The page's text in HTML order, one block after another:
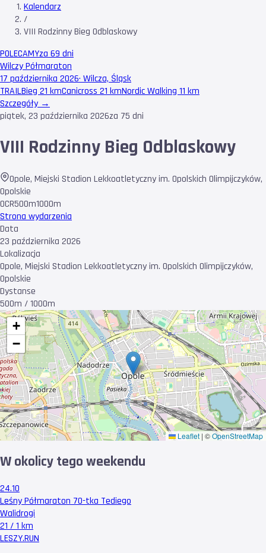
Kalendarz
/
VIII Rodzinny Bieg Odblaskowy
POLECAMYza 69 dni
Wilczy Półmaraton
17 października 2026· Wilcza, Śląsk
TRAILBieg 21 kmCanicross 21 kmNordic Walking 11 km
Szczegóły →
piątek, 23 października 2026za 75 dni
VIII Rodzinny Bieg Odblaskowy
Opole, Miejski Stadion Lekkoatletyczny im. Opolskich Olimpijczyków,
Opolskie
OCR500m1000m
Strona wydarzenia
Data
23 października 2026
Lokalizacja
Opole, Miejski Stadion Lekkoatletyczny im. Opolskich Olimpijczyków,
Opolskie
Dystanse
500m / 1000m
+
−
Leaflet | ©OpenStreetMap
W okolicy tego weekendu
24.10
Leśny Półmaraton 70-tka Tediego
Walidrogi
21 / 1 km
LESZY.RUN